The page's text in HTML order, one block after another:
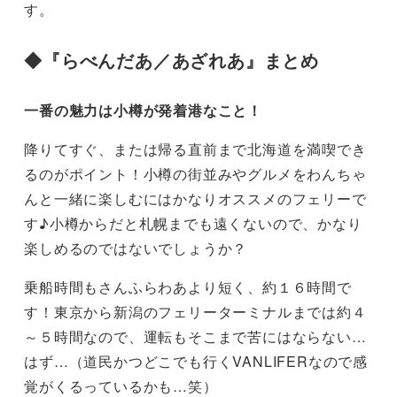
す。
◆ 『らべんだあ／あざれあ』まとめ
一番の魅力は小樽が発着港なこと！
降りてすぐ、または帰る直前まで北海道を満喫でき
るのがポイント！小樽の街並みやグルメをわんちゃ
んと一緒に楽しむにはかなりオススメのフェリーで
す♪小樽からだと札幌までも遠くないので、かなり
楽しめるのではないでしょうか？
乗船時間もさんふらわあより短く、約１６時間で
す！東京から新潟のフェリーターミナルまでは約４
～５時間なので、運転もそこまで苦にはならない…
はず…（道民かつどこでも行くVANLIFERなので感
覚がくるっているかも…笑）